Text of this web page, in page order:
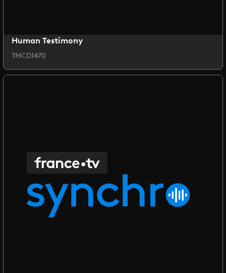
Human Testimony
TMCD1470